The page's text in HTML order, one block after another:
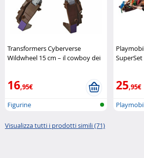
Transformers Cyberverse
Wildwheel 15 cm – il cowboy dei
16,95€
Figurine
25,95€
Visualizza tutti i prodotti simili (71)